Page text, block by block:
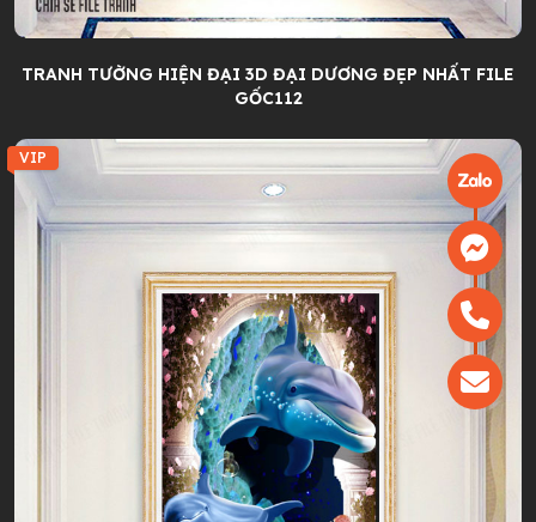
TRANH TƯỜNG HIỆN ĐẠI 3D ĐẠI DƯƠNG ĐẸP NHẤT FILE
GỐC112
VIP